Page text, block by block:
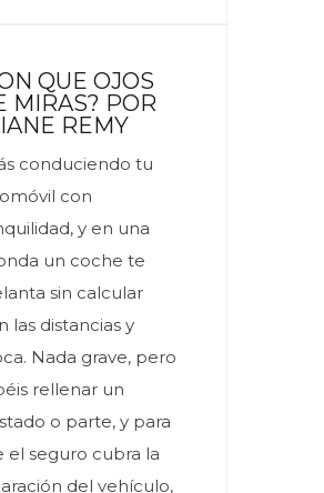
QUE OJOS
MIRAS? POR
REMY
conduciendo tu
con
y en una
un coche te
sin calcular
las distancias y
Nada grave, pero
rellenar un
o parte, y para
el seguro cubra la
del vehículo,